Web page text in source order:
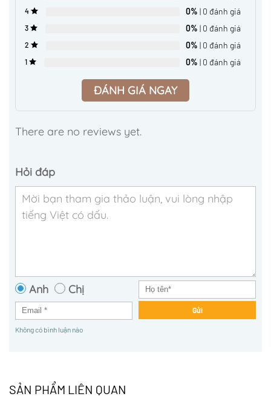
4 0% | 0 đánh giá
3 0% | 0 đánh giá
2 0% | 0 đánh giá
1 0% | 0 đánh giá
ĐÁNH GIÁ NGAY
There are no reviews yet.
Hỏi đáp
Anh Chị
Gửi
Không có bình luận nào
SẢN PHẨM LIÊN QUAN